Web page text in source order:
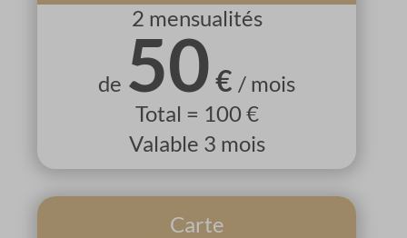
2 mensualités
de 50€ / mois
Total = 100 €
Valable 3 mois
Carte